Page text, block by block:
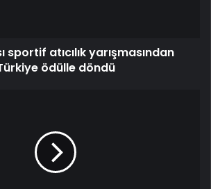
sportif atıcılık yarışmasından
ödülle döndü